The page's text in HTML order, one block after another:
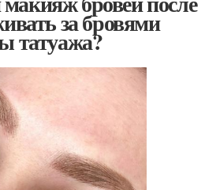
за бровями
татуажа?